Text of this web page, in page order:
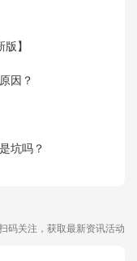
】
因？
坑吗？
码关注，获取最新资讯活动